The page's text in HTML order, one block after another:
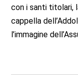
con i santi titolari,
cappella
l’immagine